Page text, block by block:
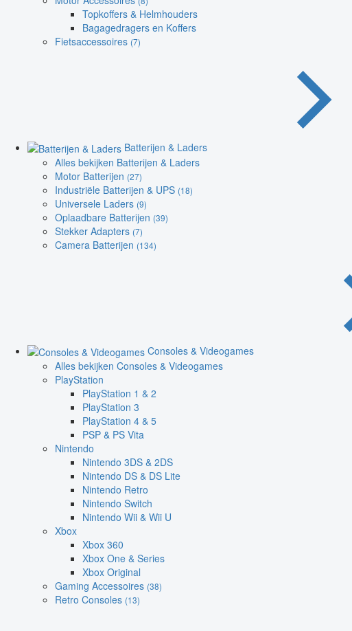
Topkoffers & Helmhouders
Bagagedragers en Koffers
Fietsaccessoires (7)
Batterijen & Laders
Alles bekijken Batterijen & Laders
Motor Batterijen (27)
Industriële Batterijen & UPS (18)
Universele Laders (9)
Oplaadbare Batterijen (39)
Stekker Adapters (7)
Camera Batterijen (134)
Consoles & Videogames
Alles bekijken Consoles & Videogames
PlayStation
PlayStation 1 & 2
PlayStation 3
PlayStation 4 & 5
PSP & PS Vita
Nintendo
Nintendo 3DS & 2DS
Nintendo DS & DS Lite
Nintendo Retro
Nintendo Switch
Nintendo Wii & Wii U
Xbox
Xbox 360
Xbox One & Series
Xbox Original
Gaming Accessoires (38)
Retro Consoles (13)